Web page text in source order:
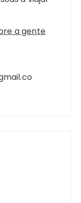
a gente